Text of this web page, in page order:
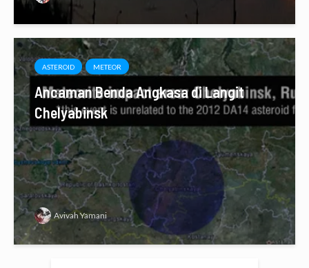
ASTEROID METEOR
Ancaman Benda Angkasa di Langit
Chelyabinsk
Avivah Yamani